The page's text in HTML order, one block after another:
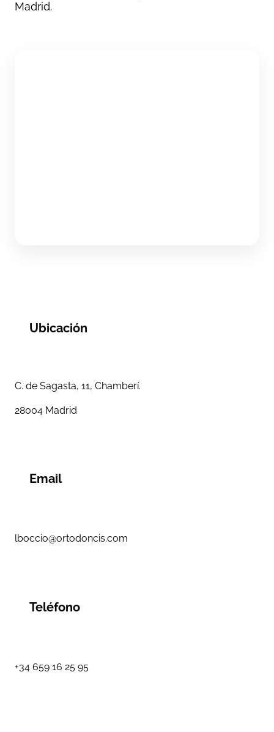
Madrid.
Ubicación
C. de Sagasta, 11, Chamberí.
28004 Madrid
Email
lboccio@ortodoncis.com
Teléfono
+34 659 16 25 95